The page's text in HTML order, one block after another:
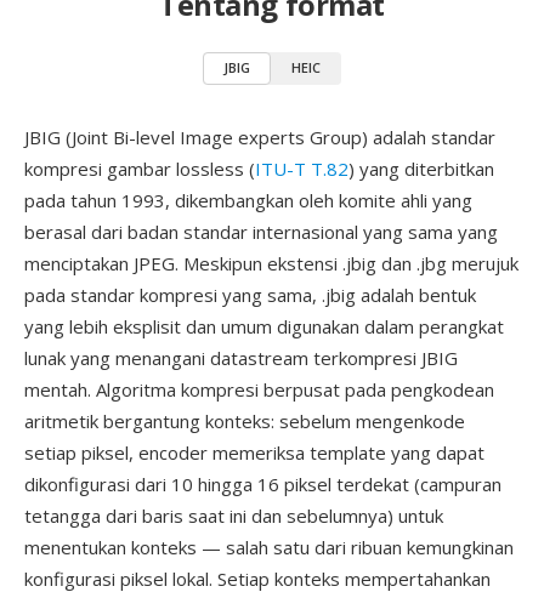
JBIG HEIC
JBIG (Joint Bi-level Image experts Group) adalah standar
kompresi gambar lossless (ITU-T T.82) yang diterbitkan
pada tahun 1993, dikembangkan oleh komite ahli yang
berasal dari badan standar internasional yang sama yang
menciptakan JPEG. Meskipun ekstensi .jbig dan .jbg merujuk
pada standar kompresi yang sama, .jbig adalah bentuk
yang lebih eksplisit dan umum digunakan dalam perangkat
lunak yang menangani datastream terkompresi JBIG
mentah. Algoritma kompresi berpusat pada pengkodean
aritmetik bergantung konteks: sebelum mengenkode
setiap piksel, encoder memeriksa template yang dapat
dikonfigurasi dari 10 hingga 16 piksel terdekat (campuran
tetangga dari baris saat ini dan sebelumnya) untuk
menentukan konteks — salah satu dari ribuan kemungkinan
konfigurasi piksel lokal. Setiap konteks mempertahankan